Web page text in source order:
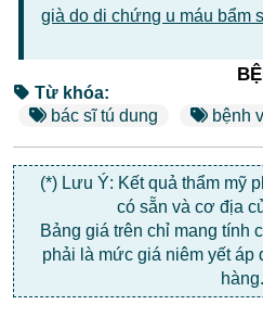
già do di chứng u máu bẩm
Từ khóa:
bác sĩ tú dung
bệnh
(*) Lưu Ý: Kết quả thẩm mỹ
có sẵn và cơ địa
Bảng giá trên chỉ mang tính
phải là mức giá niêm yết áp
hàng.